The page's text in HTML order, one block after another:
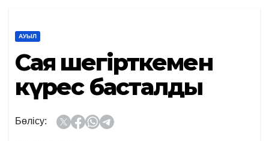
АУЫЛ
Саяқ шегірткемен
күрес басталды
Бөлісу: